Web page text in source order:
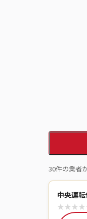
30件の業者
中央運
★★★★